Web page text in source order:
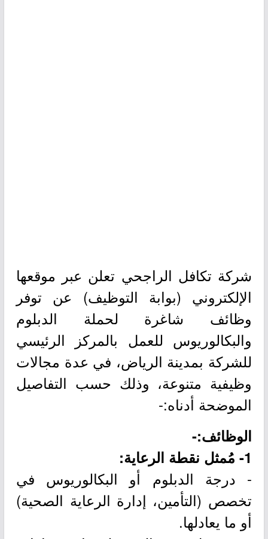
شركة تكافل الراجحي تعلن عبر موقعها
الإلكتروني (بوابة التوظيف) عن توفر
وظائف شاغرة لحملة الدبلوم
والبكالوريوس للعمل بالمركز الرئيسي
للشركة بمدينة الرياض، في عدة مجالات
وظيفية متنوعة، وذلك حسب التفاصيل
الموضحة أدناه:-
الوظائف:-
1- مُمثل نقطة الرعاية:
- درجة الدبلوم أو البكالوريوس في
تخصص (التأمين، إدارة الرعاية الصحية)
أو ما يعادلها.